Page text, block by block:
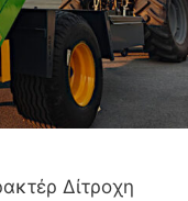
Δίτροχη